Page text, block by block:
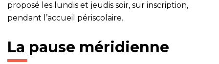
proposé les lundis et jeudis soir, sur inscription,
pendant l’accueil périscolaire.
La pause méridienne